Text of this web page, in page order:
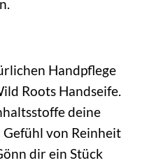
Handpflege
Roots Handseife.
deine
von Reinheit
dir ein Stück